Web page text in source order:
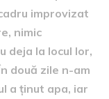
improvizat
nimic
deja la locul lor,
două zile n-am
a ținut apa, iar